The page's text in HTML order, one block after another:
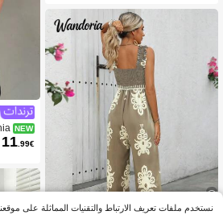
NEW
من
وال
ة قائمة
س علوية
شتاء
11.99€
نستخدم ملفات تعريف الارتباط والتقنيات المماثلة على